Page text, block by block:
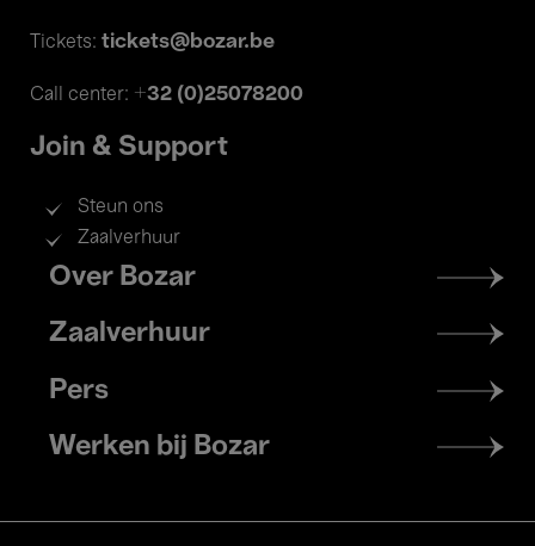
Tickets: tickets@bozar.be
Call center: +32 (0)25078200
Join & Support
Steun ons
Zaalverhuur
Footer
menu
Over Bozar
Zaalverhuur
Pers
Werken bij Bozar